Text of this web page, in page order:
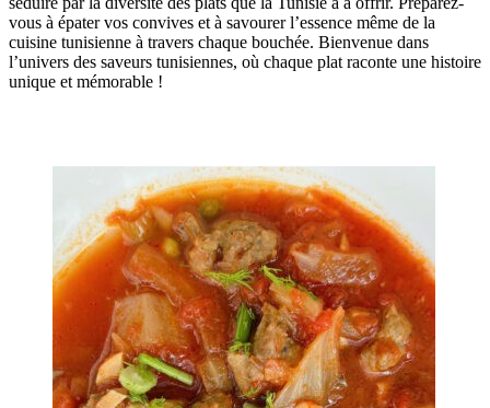
vous à épater vos convives et à savourer l’essence même de la
cuisine tunisienne à travers chaque bouchée. Bienvenue dans
l’univers des saveurs tunisiennes, où chaque plat raconte une histoire
unique et mémorable !